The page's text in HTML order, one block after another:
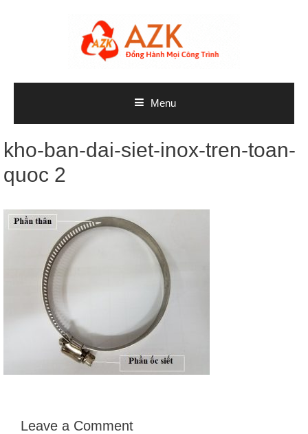
Menu
kho-ban-dai-siet-inox-tren-toan-
quoc 2
Leave a Comment